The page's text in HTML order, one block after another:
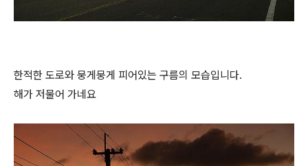
한적한 도로와 뭉게뭉게 피어있는 구름의 모습입니다.
해가 저물어 가네요